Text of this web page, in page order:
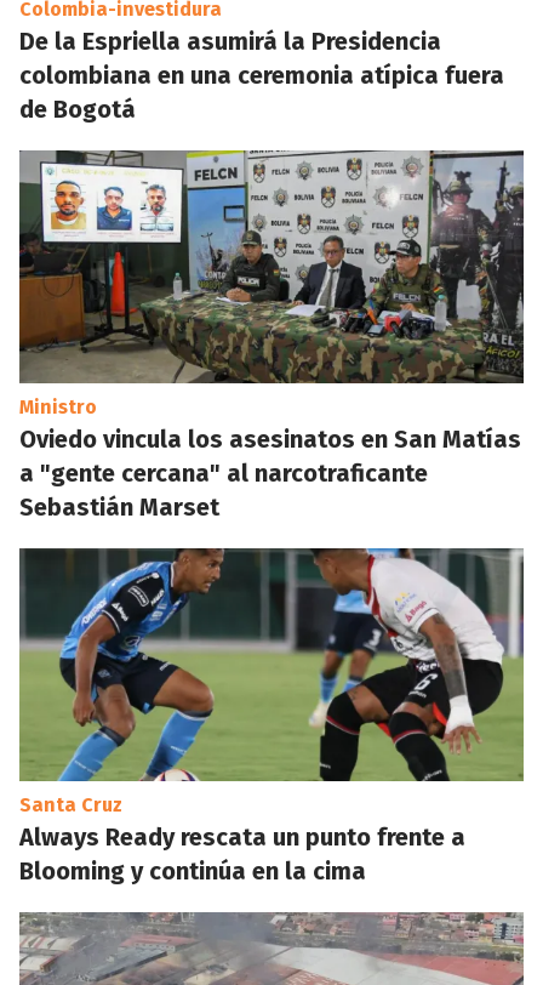
Colombia-investidura
De la Espriella asumirá la Presidencia
colombiana en una ceremonia atípica fuera
de Bogotá
Ministro
Oviedo vincula los asesinatos en San Matías
a "gente cercana" al narcotraficante
Sebastián Marset
Santa Cruz
Always Ready rescata un punto frente a
Blooming y continúa en la cima